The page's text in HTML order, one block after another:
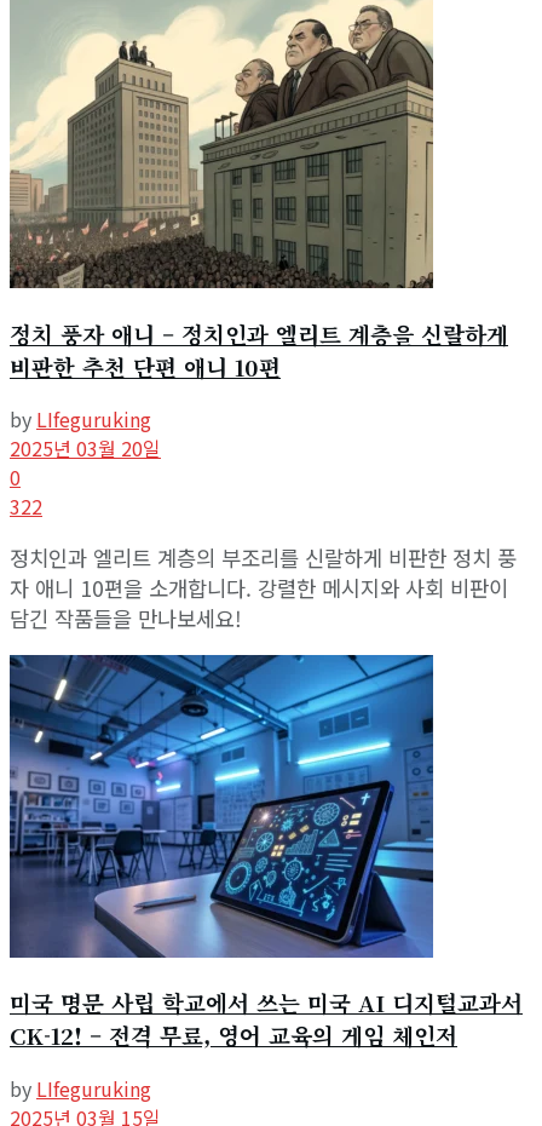
정치 풍자 애니 – 정치인과 엘리트 계층을 신랄하게
비판한 추천 단편 애니 10편
by LIfeguruking
2025년 03월 20일
0
322
정치인과 엘리트 계층의 부조리를 신랄하게 비판한 정치 풍
자 애니 10편을 소개합니다. 강렬한 메시지와 사회 비판이
담긴 작품들을 만나보세요!
미국 명문 사립 학교에서 쓰는 미국 AI 디지털교과서
CK-12! – 전격 무료, 영어 교육의 게임 체인저
by LIfeguruking
2025년 03월 15일